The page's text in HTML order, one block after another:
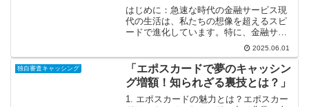
はじめに：急速な時代の金融サービス現
代の生活は、私たちの想像を超えるスピ
ードで進化しています。特に、金融サー
ビスの提供方法は大きく変わりつつあ
り、昔のように銀行で長時間待たされる
ことはほとんどありません。私たちは
今、テクノロジーの進化のおか...
2025.06.01
独自審査キャッシング
「エポスカードで夢のキャッシン
グ増額！知られざる裏技とは？」
1. エポスカードの魅力とは？エポスカー